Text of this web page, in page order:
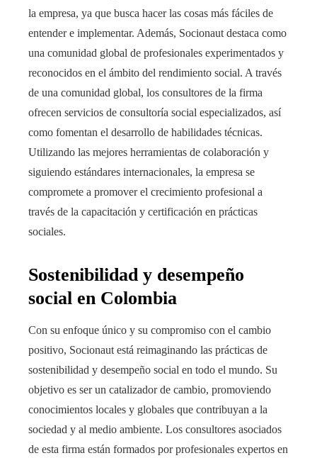
la empresa, ya que busca hacer las cosas más fáciles de
entender e implementar. Además, Socionaut destaca como
una comunidad global de profesionales experimentados y
reconocidos en el ámbito del rendimiento social. A través
de una comunidad global, los consultores de la firma
ofrecen servicios de consultoría social especializados, así
como fomentan el desarrollo de habilidades técnicas.
Utilizando las mejores herramientas de colaboración y
siguiendo estándares internacionales, la empresa se
compromete a promover el crecimiento profesional a
través de la capacitación y certificación en prácticas
sociales.
Sostenibilidad y desempeño
social en Colombia
Con su enfoque único y su compromiso con el cambio
positivo, Socionaut está reimaginando las prácticas de
sostenibilidad y desempeño social en todo el mundo. Su
objetivo es ser un catalizador de cambio, promoviendo
conocimientos locales y globales que contribuyan a la
sociedad y al medio ambiente. Los consultores asociados
de esta firma están formados por profesionales expertos en